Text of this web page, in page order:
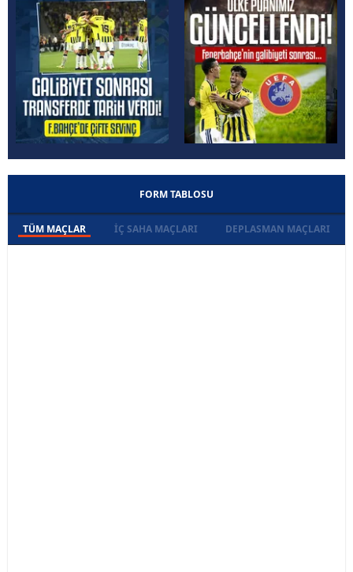
FORM TABLOSU
TÜM MAÇLAR İÇ SAHA MAÇLARI DEPLASMAN MAÇLARI